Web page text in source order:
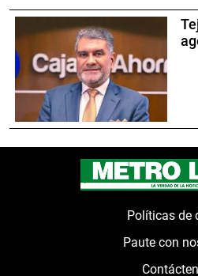
Políticas de
Paute con